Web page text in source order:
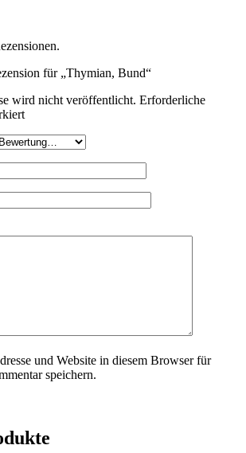
für „Thymian, Bund“
wird nicht veröffentlicht. Erforderliche
und Website in diesem Browser für
speichern.